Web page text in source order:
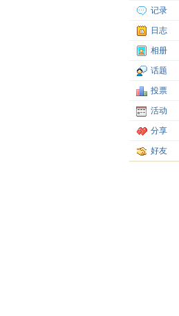
记录
日志
相册
话题
投票
活动
分享
好友